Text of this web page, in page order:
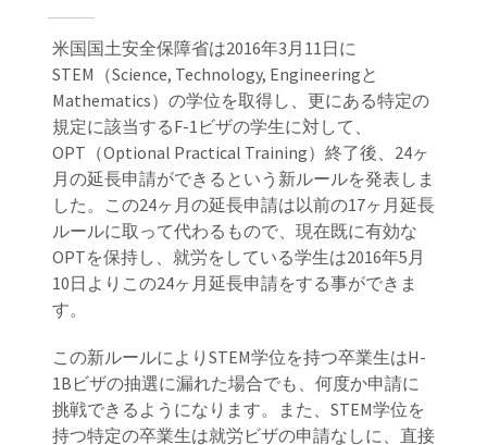
米国国土安全保障省は2016年3月11日に
STEM（Science, Technology, Engineeringと
Mathematics）の学位を取得し、更にある特定の
規定に該当するF-1ビザの学生に対して、
OPT（Optional Practical Training）終了後、24ヶ
月の延長申請ができるという新ルールを発表しま
した。
この24ヶ月の延長申請は以前の17ヶ月延長
ルールに取って代わるもので、現在既に有効な
OPTを保持し、就労をしている学生は2016年5月
10日よりこの24ヶ月延長申請をする事ができま
す。
この新ルールによりSTEM学位を持つ卒業生はH-
1Bビザの抽選に漏れた場合でも、何度か申請に
挑戦できるようになります。また、STEM学位を
持つ特定の卒業生は就労ビザの申請なしに、直接